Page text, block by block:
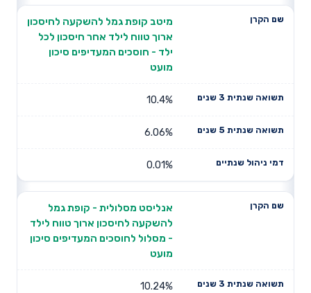
מיטב קופת גמל להשקעה לחיסכון
ארוך טווח לילד אחר חיסכון לכל
ילד - חוסכים המעדיפים סיכון
מועט
10.4%
6.06%
0.01%
אנליסט מסלולית - קופת גמל
להשקעה לחיסכון ארוך טווח לילד
- מסלול לחוסכים המעדיפים סיכון
מועט
10.24%